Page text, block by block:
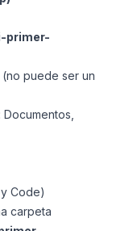
primer-
puede ser un
Code)
carpeta